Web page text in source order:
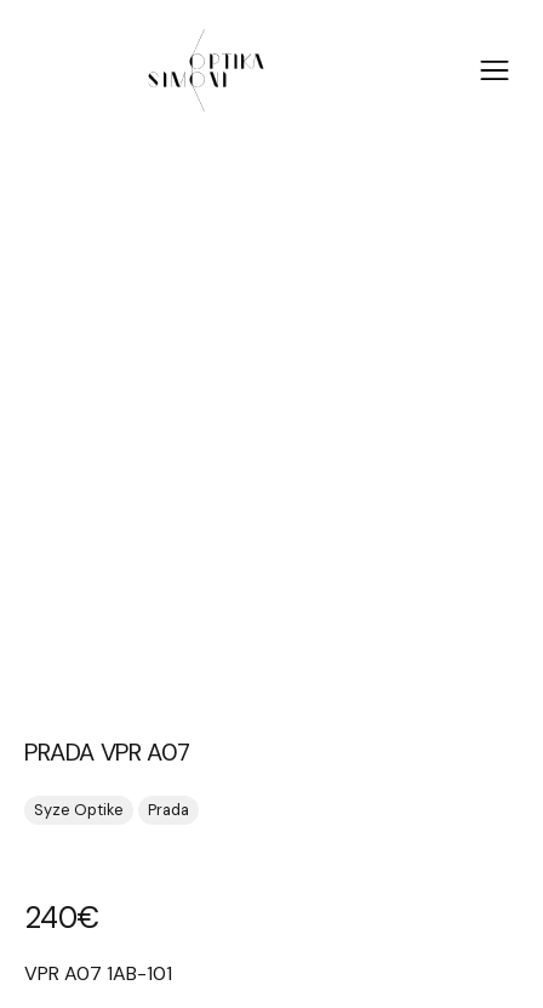
PRADA VPR A07
Syze Optike Prada
240€
VPR A07 1AB-101